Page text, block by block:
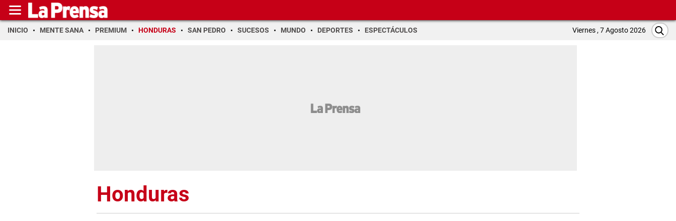
INICIO MENTE SANA PREMIUM HONDURAS SAN PEDRO SUCESOS MUNDO DEPORTES ESPECTÁCULOS Viernes , 7 Agosto 2026
Honduras